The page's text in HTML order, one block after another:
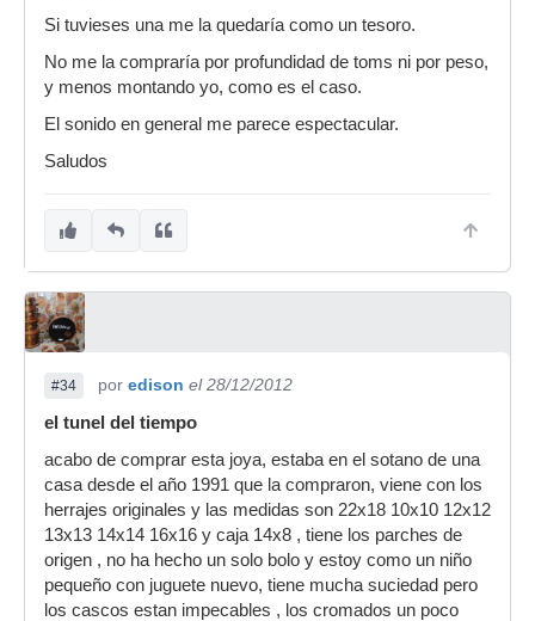
Si tuvieses una me la quedaría como un tesoro.
No me la compraría por profundidad de toms ni por peso,
y menos montando yo, como es el caso.
El sonido en general me parece espectacular.
Saludos
#34 por edison el 28/12/2012
el tunel del tiempo
acabo de comprar esta joya, estaba en el sotano de una
casa desde el año 1991 que la compraron, viene con los
herrajes originales y las medidas son 22x18 10x10 12x12
13x13 14x14 16x16 y caja 14x8 , tiene los parches de
origen , no ha hecho un solo bolo y estoy como un niño
pequeño con juguete nuevo, tiene mucha suciedad pero
los cascos estan impecables , los cromados un poco